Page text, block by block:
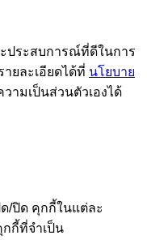
ประสบการณ์ที่ดีในการ
ยละเอียดได้ที่ นโยบาย
ามเป็นส่วนตัวเองได้
/ปิด คุกกี้ในแต่ละ
กี้ที่จำเป็น